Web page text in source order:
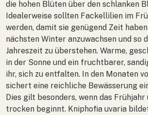
die hohen Blüten über den schlanken
Idealerweise sollten Fackellilien im
werden, damit sie genügend Zeit
nächsten Winter anzuwachsen und so
Jahreszeit zu überstehen. Warme,
in der Sonne und ein fruchtbarer,
ihr, sich zu entfalten. In den Monaten
sichert eine reichliche Bewässerung
Dies gilt besonders, wenn das
trocken beginnt. Kniphofia uvaria